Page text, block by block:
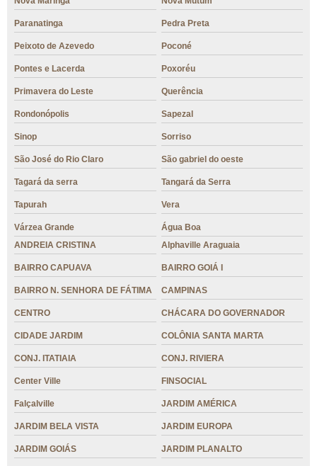
Paranatinga Pedra Preta
Peixoto de Azevedo Poconé
Pontes e Lacerda Poxoréu
Primavera do Leste Querência
Rondonópolis Sapezal
Sinop Sorriso
São José do Rio Claro São gabriel do oeste
Tagará da serra Tangará da Serra
Tapurah Vera
Várzea Grande
Água Boa
ANDREIA CRISTINA
Alphaville Araguaia
BAIRRO CAPUAVA BAIRRO GOIÁ I
BAIRRO N. SENHORA DE FÁTIMA CAMPINAS
CENTRO CHÁCARA DO GOVERNADOR
CIDADE JARDIM COLÔNIA SANTA MARTA
CONJ. ITATIAIA CONJ. RIVIERA
Center Ville FINSOCIAL
Falçalville JARDIM AMÉRICA
JARDIM BELA VISTA JARDIM EUROPA
JARDIM GOIÁS JARDIM PLANALTO